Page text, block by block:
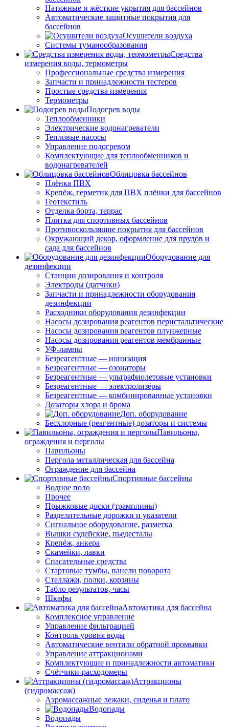
Натяжные и жёсткие укрытия для бассейнов
Автоматические защитные покрытия для
бассейнов
Осушители воздуха
Системы туманообразования
Средства
измерения воды, термометры
Профессиональные средства измерения
Запчасти и принадлежности тестеров
Простые средства измерения
Термометры
Подогрев воды
Теплообменники
Электрические водонагреватели
Тепловые насосы
Управление подогревом
Комплектующие для теплообменников и
водонагревателей
Облицовка бассейнов
Плёнка ПВХ
Крепёж, герметик для ПВХ плёнки для бассейнов
Геотекстиль
Отделка борта, террас
Плитка для спортивных бассейнов
Противоскользящие покрытия для бассейнов
Окружающий декор, оформление для прудов и
сада для бассейнов
Оборудование для
дезинфекции
Станции дозирования и контроля
Электроды (датчики)
Запчасти и принадлежности оборудования
дезинфекции
Расходники оборудования дезинфекции
Насосы дозирования реагентов перистальтические
Насосы дозирования реагентов плунжерные
Насосы дозирования реагентов мембранные
УФ-лампы
Безреагентные — ионизация
Безреагентные — озонаторы
Безреагентные — ультрафиолетовые установки
Безреагентные — электролизёры
Безреагентные — комбинированные установки
Дозаторы хлора и брома
Доп. оборудование
Бесхлорные (реагентные) дозаторы и системы
Павильоны,
ограждения и перголы
Павильоны
Пергола металлическая для бассейна
Ограждение для бассейна
Спортивные бассейны
Водное поло
Прочее
Прыжковые доски (трамплины)
Разделительные дорожки и указатели
Cигнальное оборудование, разметка
Вышки судейские, пьедесталы
Крепёж, анкера
Скамейки, лавки
Спасательные средства
Стартовые тумбы, панели поворота
Стеллажи, полки, корзины
Табло результатов, часы
Шкафы
Автоматика для бассейна
Комплексное управление
Управление фильтрацией
Контроль уровня воды
Автоматические вентили обратной промывки
Управление аттракционами
Комплектующие и принадлежности автоматики
Счётчики-расходомеры
Аттракционы
(гидромассаж)
Аэромассажные лежаки, сиденья и плато
Водопады
Водопады